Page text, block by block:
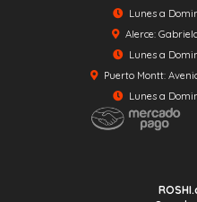
Lunes a
Alerce:
Lunes a
Puerto Montt:
Lunes a